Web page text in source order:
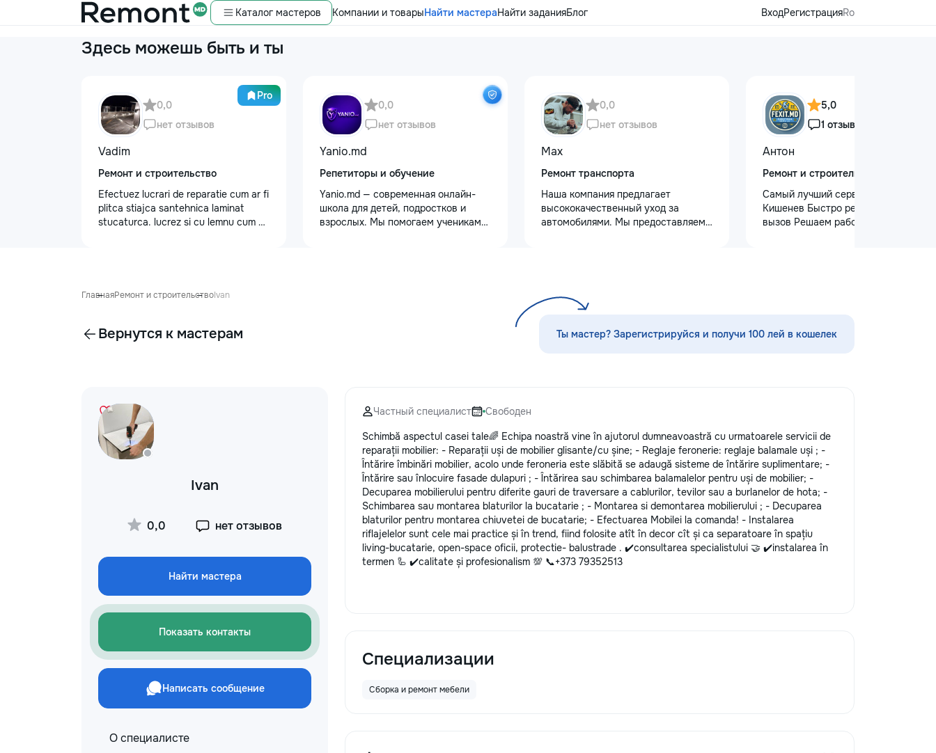
Каталог мастеров Компании и товарыНайти мастераНайти заданияБлог ВходРегистрацияRo
Здесь можешь быть и ты
Pro
0,0
нет отзывов
Vadim
Ремонт и строительство
Efectuez lucrari de reparatie cum ar fi
plitca stiajca santehnica laminat
stucaturca. lucrez si cu lemnu cum ar
0,0
нет отзывов
Yanio.md
Репетиторы и обучение
Yanio.md — современная онлайн-
школа для детей, подростков и
взрослых. Мы помогаем ученикам
современных методик и
индивидуального подхода.
Подбираем преподавателя с учётом
уровня подготовки, целей и
пожеланий каждого ученика. ✔
Индивидуальные занятия и мини-
группы ✔ Подготовка к экзаменам
и поступлению ✔ Помощь по
школьной программе ✔ Обучение
взрослых ✔ Бесплатный пробный
0,0
нет отзывов
Max
Ремонт транспорта
Наша компания предлагает
высококачественный уход за
автомобилями. Мы предоставляем
защитными пленками, полировку
ремонт царапин на кузове.
и антихрому придают автомобилю
стиль, а защитная пленка на фары
защищает от повреждений. Мы
придерживаемся высоких
стандартов обслуживания,
используя передовые технологии.
Доверьте нам заботу о вашем
автомобиле, и он будет радовать
вас долгие годы.
5,0
1 отзыв
Антон
Ремонт и строительство
Самый лучший сервис в городе
Кишенев Быстро реагируем на
вызов Решаем работы почти любой
ремонтами и задачами в доме и на
• Сборка и разборка мебели —
быстрота и точность в установке
мебели: от стульев до шкафов и
полок. • Монтаж и крепление —
установка картин, зеркал, полок,
крючков и штор. Все крепления
надежны и безопасны. • Мелкий
ремонт сантехники — устранение
протечек, замена смесителей,
сливных механизмов, ремонт
ГлавнаяРемонт и строительствоIvan
Вернутся к мастерам Ты мастер? Зарегистрируйся и получи 100 лей в кошелек
Ivan
0,0 нет отзывов
Найти мастера
Показать контакты
Написать сообщение
О специалисте
Частный специалист
Свободен
Schimbă aspectul casei tale🌈 Echipa noastră vine în ajutorul dumneavoastră cu urmatoarele servicii de
reparații mobilier: - Reparații uși de mobilier glisante/cu șine; - Reglaje feronerie: reglaje balamale uși ; -
Întărire îmbinări mobilier, acolo unde feroneria este slăbită se adaugă sisteme de întărire suplimentare; -
Întărire sau înlocuire fasade dulapuri ; - Întărirea sau schimbarea balamalelor pentru uși de mobilier; -
Decuparea mobilierului pentru diferite gauri de traversare a cablurilor, tevilor sau a burlanelor de hota; -
Schimbarea sau montarea blaturilor la bucatarie ; - Montarea si demontarea mobilierului ; - Decuparea
blaturilor pentru montarea chiuvetei de bucatarie; - Efectuarea Mobilei la comanda! - Instalarea
riflajelelor sunt cele mai practice și în trend, fiind folosite atît în decor cît și ca separatoare în spațiu
living-bucatarie, open-space oficii, protectie- balustrade . ✔️consultarea specialistului 🤝 ✔️instalarea în
termen 🦾 ✔️calitate și profesionalism 💯 📞+373 79352513
Специализации
Сборка и ремонт мебели